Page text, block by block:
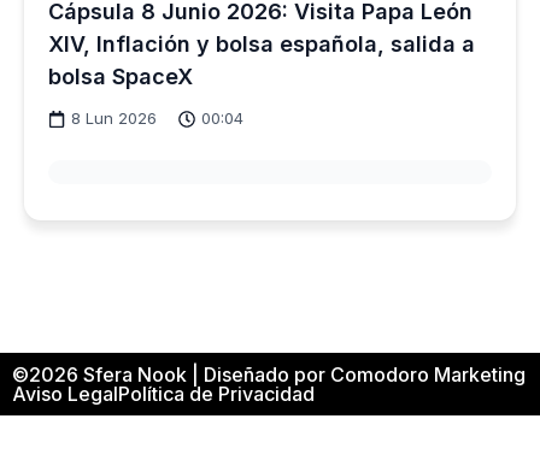
Cápsula 8 Junio 2026: Visita Papa León
XIV, Inflación y bolsa española, salida a
bolsa SpaceX
8 Lun 2026 00:04
©2026 Sfera Nook | Diseñado por Comodoro Marketing
Aviso LegalPolítica de Privacidad